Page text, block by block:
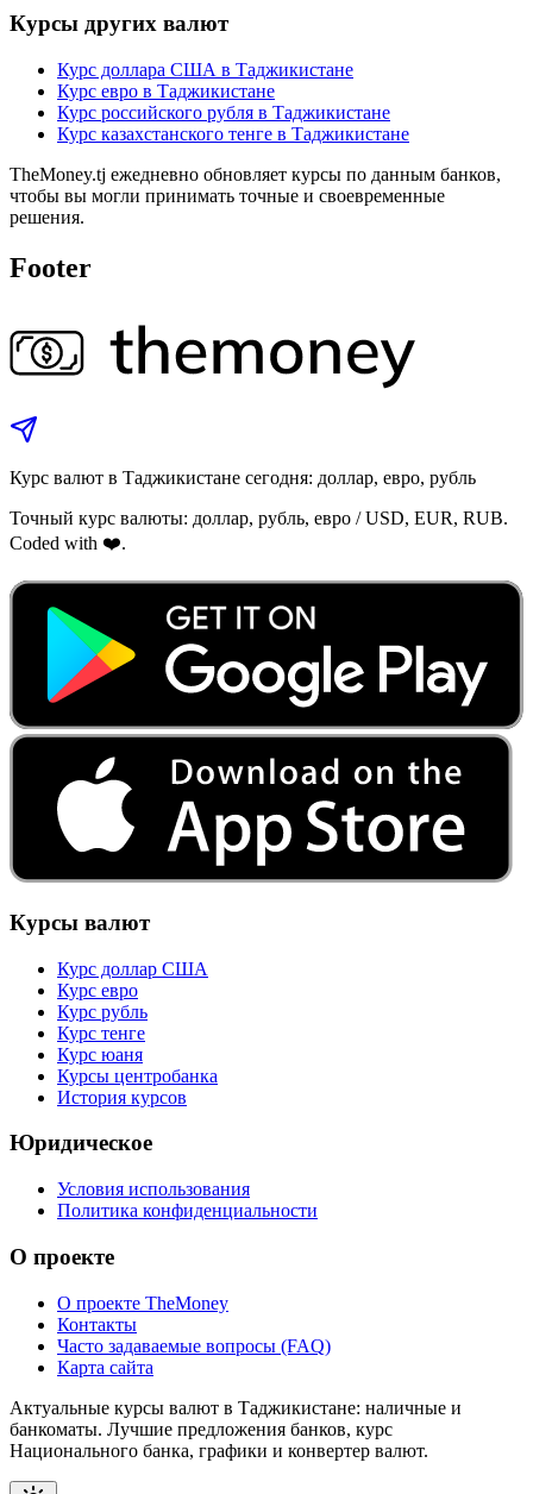
Курсы других валют
Курс доллара США в Таджикистане
Курс евро в Таджикистане
Курс российского рубля в Таджикистане
Курс казахстанского тенге в Таджикистане
TheMoney.tj ежедневно обновляет курсы по данным банков,
чтобы вы могли принимать точные и своевременные
решения.
Footer
Курс валют в Таджикистане сегодня: доллар, евро, рубль
Точный курс валюты: доллар, рубль, евро / USD, EUR, RUB.
Coded with ❤️.
Курсы валют
Курс доллар США
Курс евро
Курс рубль
Курс тенге
Курс юаня
Курсы центробанка
История курсов
Юридическое
Условия использования
Политика конфиденциальности
О проекте
О проекте TheMoney
Контакты
Часто задаваемые вопросы (FAQ)
Карта сайта
Актуальные курсы валют в Таджикистане: наличные и
банкоматы. Лучшие предложения банков, курс
Национального банка, графики и конвертер валют.